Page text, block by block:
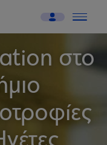
στο